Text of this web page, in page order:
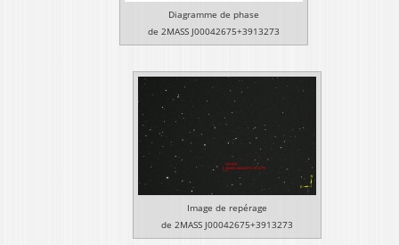
Diagramme de phase
de 2MASS J00042675+3913273
Image de repérage
de 2MASS J00042675+3913273